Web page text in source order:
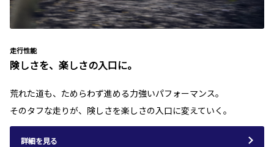
走行性能
険しさを、楽しさの入口に。
荒れた道も、ためらわず進める力強いパフォーマンス。
そのタフな走りが、険しさを楽しさの入口に変えていく。
詳細を見る